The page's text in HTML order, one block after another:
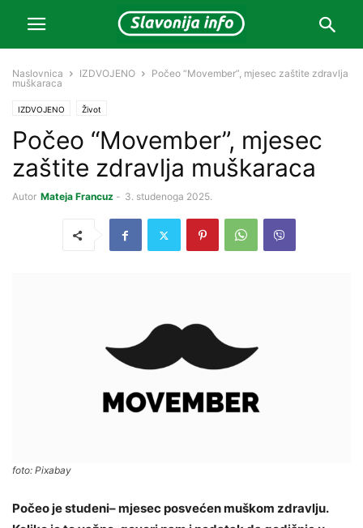
Naslovnica IZDVOJENO
Počeo “Movember”, mjesec zaštite zdravlja
muškaraca
IZDVOJENO Život
Počeo “Movember”, mjesec
zaštite zdravlja muškaraca
Autor Mateja Francuz - 3. studenoga 2025.
foto: Pixabay
Počeo je studeni– mjesec posvećen muškom zdravlju.